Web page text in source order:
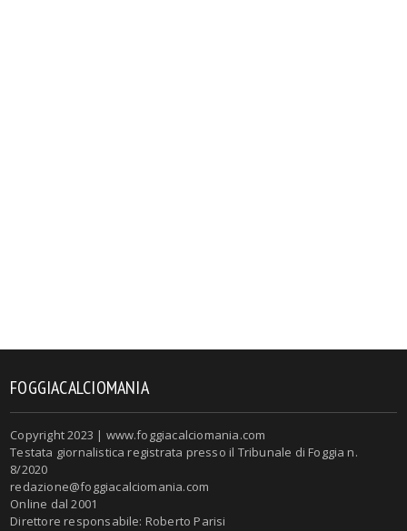
FOGGIACALCIOMANIA
Copyright 2023 | www.foggiacalciomania.com
Testata giornalistica registrata presso il Tribunale di Foggia n.
8/2020
redazione@foggiacalciomania.com
Online dal 2001
Direttore responsabile: Roberto Parisi